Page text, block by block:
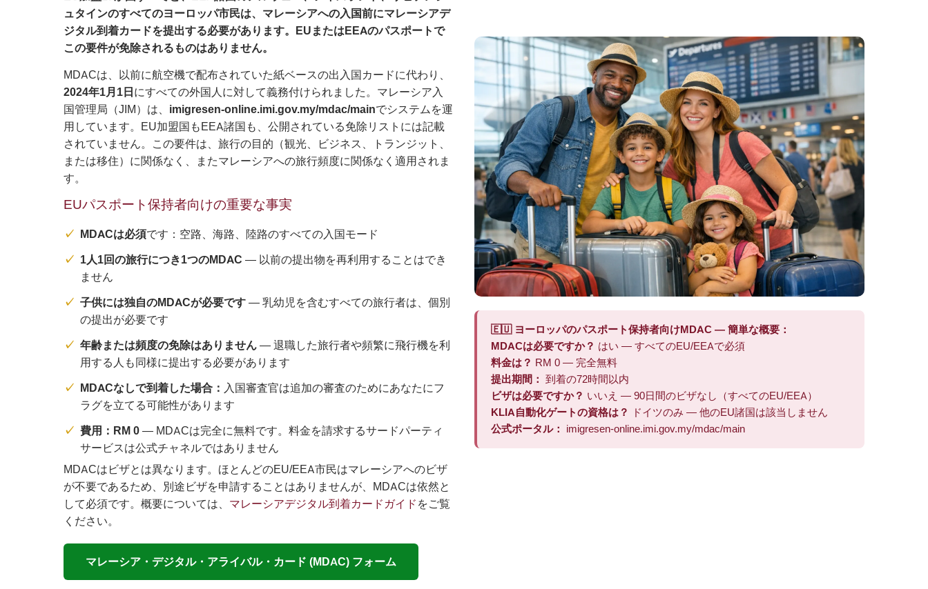
ュタインのすべてのヨーロッパ市民は、マレーシアへの入国前にマレーシアデ
ジタル到着カードを提出する必要があります。EUまたはEEAのパスポートで
この要件が免除されるものはありません。
MDACは、以前に航空機で配布されていた紙ベースの出入国カードに代わり、
2024年1月1日にすべての外国人に対して義務付けられました。マレーシア入
国管理局（JIM）は、 imigresen-online.imi.gov.my/mdac/mainでシステムを運
用しています。EU加盟国もEEA諸国も、公開されている免除リストには記載
されていません。この要件は、旅行の目的（観光、ビジネス、トランジット、
または移住）に関係なく、またマレーシアへの旅行頻度に関係なく適用されま
す。
EUパスポート保持者向けの重要な事実
MDACは必須です：空路、海路、陸路のすべての入国モード
1人1回の旅行につき1つのMDAC — 以前の提出物を再利用することはでき
ません
子供には独自のMDACが必要です— 乳幼児を含むすべての旅行者は、個別
の提出が必要です
年齢または頻度の免除はありません— 退職した旅行者や頻繁に飛行機を利
用する人も同様に提出する必要があります
MDACなしで到着した場合： 入国審査官は追加の審査のためにあなたにフ
ラグを立てる可能性があります
費用：RM 0— MDACは完全に無料です。料金を請求するサードパーティ
サービスは公式チャネルではありません
MDACはビザとは異なります。ほとんどのEU/EEA市民はマレーシアへのビザ
が不要であるため、別途ビザを申請することはありませんが、MDACは依然と
して必須です。概要については、 マレーシアデジタル到着カードガイドをご覧
ください。
マレーシア・デジタル・アライバル・カード (MDAC) フォーム
🇪🇺 ヨーロッパのパスポート保持者向けMDAC — 簡単な概要：
MDACは必要ですか？ はい — すべてのEU/EEAで必須
料金は？ RM 0 — 完全無料
提出期間： 到着の72時間以内
ビザは必要ですか？ いいえ — 90日間のビザなし（すべてのEU/EEA）
KLIA自動化ゲートの資格は？ ドイツのみ — 他のEU諸国は該当しません
公式ポータル： imigresen-online.imi.gov.my/mdac/main